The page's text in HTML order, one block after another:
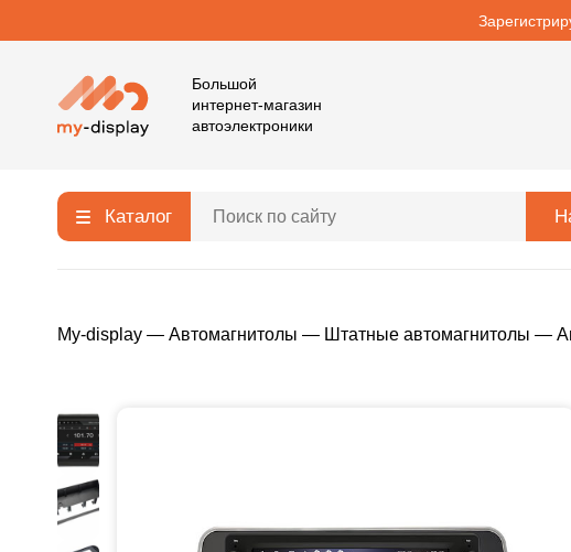
Большой
интернет-магазин
автоэлектроники
Каталог
My-display — Автомагнитолы — Штатные автомагнитолы —